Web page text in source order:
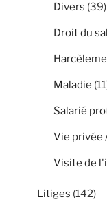
Divers (39)
Droit du
Maladie
Salarié
Vie privée
Visite de
Litiges (142)